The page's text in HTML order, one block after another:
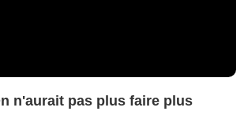
n'aurait pas plus faire plus